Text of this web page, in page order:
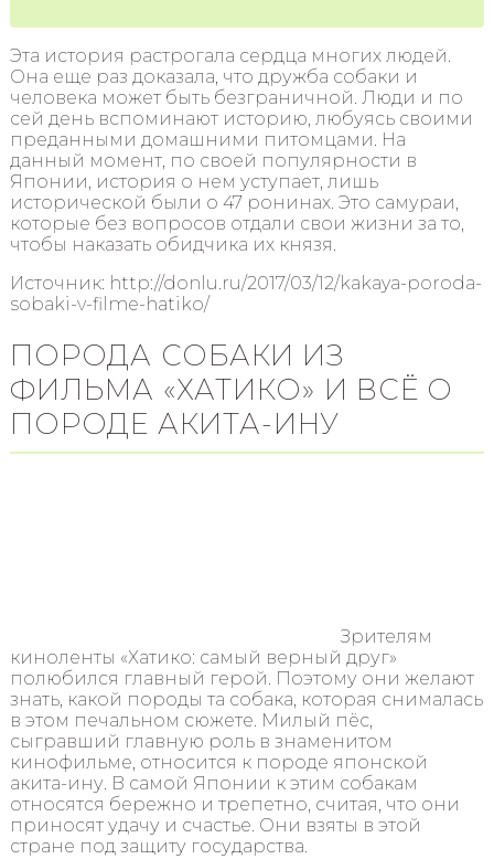
Эта история растрогала сердца многих людей.
Она еще раз доказала, что дружба собаки и
человека может быть безграничной. Люди и по
сей день вспоминают историю, любуясь своими
преданными домашними питомцами. На
данный момент, по своей популярности в
Японии, история о нем уступает, лишь
исторической были о 47 ронинах. Это самураи,
которые без вопросов отдали свои жизни за то,
чтобы наказать обидчика их князя.
Источник: http://donlu.ru/2017/03/12/kakaya-poroda-
sobaki-v-filme-hatiko/
ПОРОДА СОБАКИ ИЗ
ФИЛЬМА «ХАТИКО» И ВСЁ О
ПОРОДЕ АКИТА-ИНУ
Зрителям
киноленты «Хатико: самый верный друг»
полюбился главный герой. Поэтому они желают
знать, какой породы та собака, которая снималась
в этом печальном сюжете. Милый пёс,
сыгравший главную роль в знаменитом
кинофильме, относится к породе японской
акита-ину. В самой Японии к этим собакам
относятся бережно и трепетно, считая, что они
приносят удачу и счастье. Они взяты в этой
стране под защиту государства.